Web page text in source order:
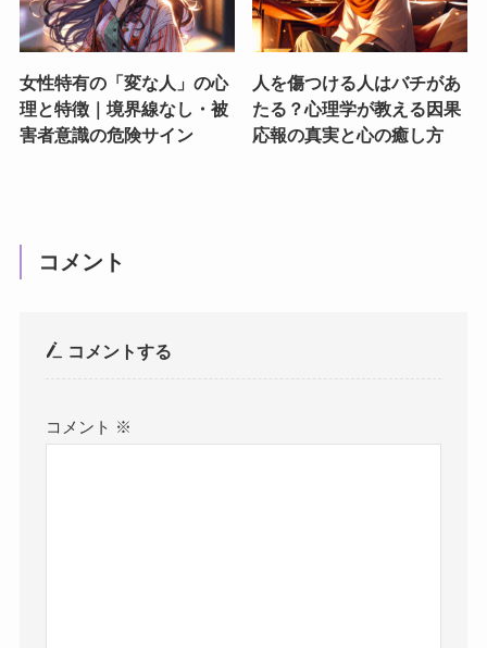
女性特有の「変な人」の心
理と特徴｜境界線なし・被
害者意識の危険サイン
人を傷つける人はバチがあ
たる？心理学が教える因果
応報の真実と心の癒し方
コメント
コメントする
コメント ※